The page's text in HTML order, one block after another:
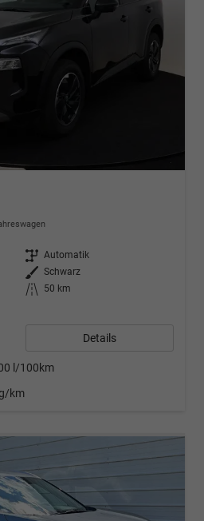
Getriebe Automatik
Außenfarbe Schwarz
Kilometerstand
50 km
Details
l/100km
km